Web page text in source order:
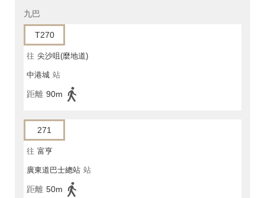
九巴
T270
往 尖沙咀(麼地道)
中港城 站
距離 90m
271
往 富亨
廣東道巴士總站 站
距離 50m